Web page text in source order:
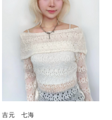
吉元 七海